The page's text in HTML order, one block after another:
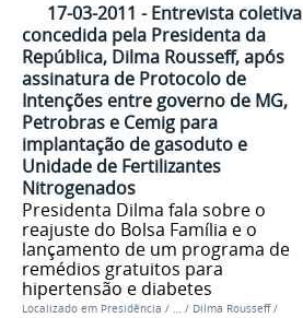
17-03-2011 - Entrevista coletiva
concedida pela Presidenta da
República, Dilma Rousseff, após
assinatura de Protocolo de
Intenções entre governo de MG,
Petrobras e Cemig para
implantação de gasoduto e
Unidade de Fertilizantes
Nitrogenados
Presidenta Dilma fala sobre o
reajuste do Bolsa Família e o
lançamento de um programa de
remédios gratuitos para
hipertensão e diabetes
Localizado em Presidência / … / Dilma Rousseff /